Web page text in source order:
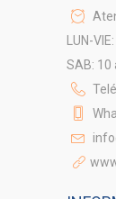
LUN-
SAB: 10